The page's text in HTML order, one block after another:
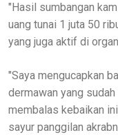
"Hasil sumbangan
uang tunai 1 juta 50
yang juga aktif di
"Saya mengucapkan
dermawan yang
membalas kebaikan
sayur panggilan